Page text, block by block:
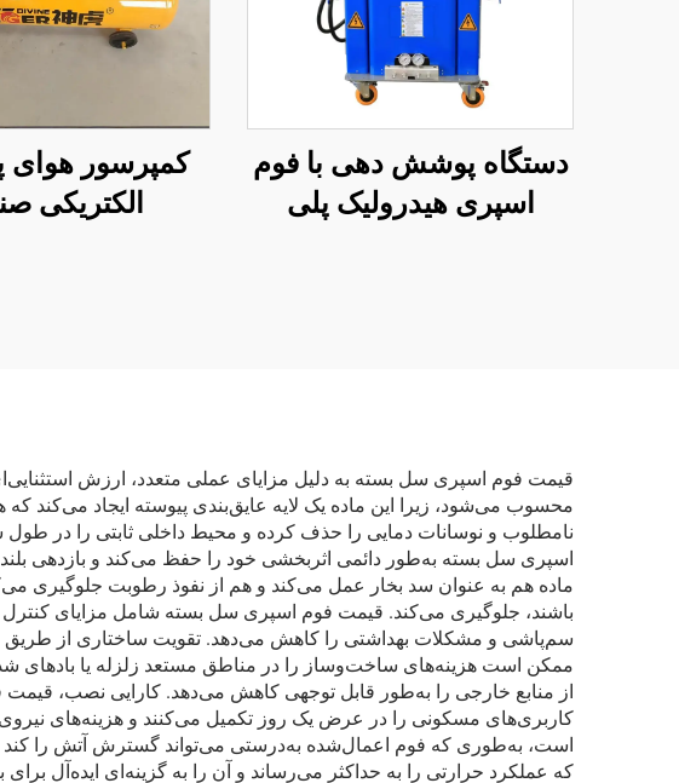
دستگاه پوشش دهی با فوم
اسپری هیدرولیک پلی
کمپرسور هوای
الکتریکی
قیمت فوم اسپری سل بسته به دلیل مزایای عملی متعدد، ارزش
محسوب می‌شود، زیرا این ماده یک لایه عایق‌بندی پیوسته ایجاد
نامطلوب و نوسانات دمایی را حذف کرده و محیط داخلی ثابتی را در
اسپری سل بسته به‌طور دائمی اثربخشی خود را حفظ می‌کند و بازدهی
ماده هم به عنوان سد بخار عمل می‌کند و هم از نفوذ رطوبت جلوگیری
باشند، جلوگیری می‌کند. قیمت فوم اسپری سل بسته شامل مزایای
ممکن است هزینه‌های ساخت‌وساز را در مناطق مستعد زلزله یا بادهای
از منابع خارجی را به‌طور قابل توجهی کاهش می‌دهد. کارایی نصب، قیمت
کاربری‌های مسکونی را در عرض یک روز تکمیل می‌کنند و هزینه‌های نیروی
است، به‌طوری که فوم اعمال‌شده به‌درستی می‌تواند گسترش آتش را کند
که عملکرد حرارتی را به حداکثر می‌رساند و آن را به گزینه‌ای